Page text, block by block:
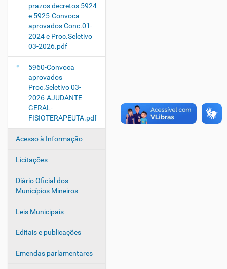
prazos decretos 5924
e 5925-Convoca
aprovados Conc.01-
2024 e Proc.Seletivo
03-2026.pdf
5960-Convoca
aprovados
Proc.Seletivo 03-
2026-AJUDANTE
GERAL-
FISIOTERAPEUTA.pdf
Acesso à Informação
Licitações
Diário Oficial dos
Municípios Mineiros
Leis Municipais
Editais e publicações
Emendas parlamentares